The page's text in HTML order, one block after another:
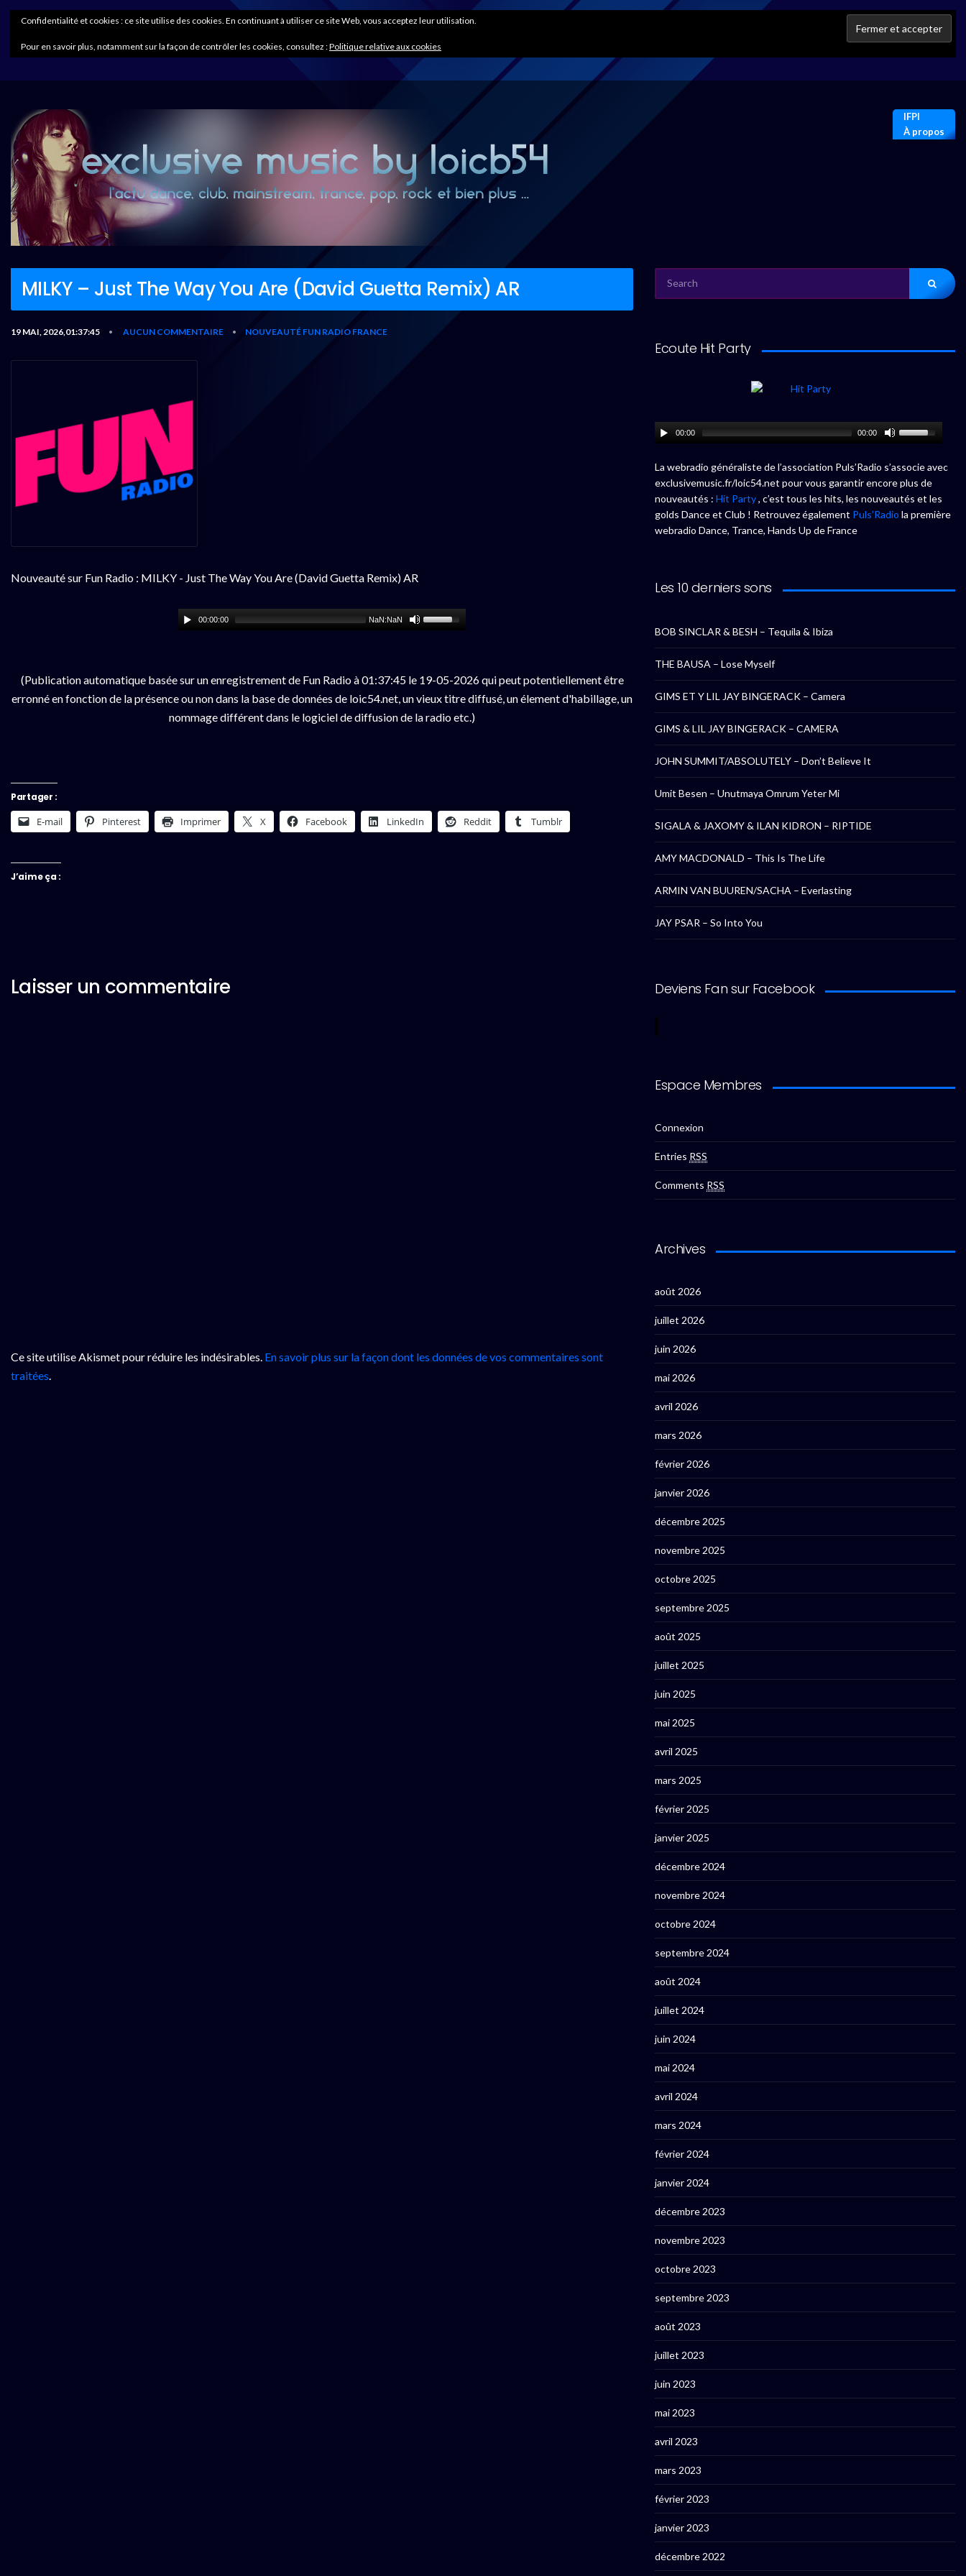
IFPI
À propos
MILKY – Just The Way You Are (David Guetta Remix) AR
19 MAI, 2026,01:37:45 • AUCUN COMMENTAIRE • NOUVEAUTÉ FUN RADIO FRANCE
Nouveauté sur Fun Radio : MILKY - Just The Way You Are (David Guetta Remix) AR
00:00:00 NaN:NaN
(Publication automatique basée sur un enregistrement de Fun Radio à 01:37:45 le 19-05-2026 qui peut potentiellement être
erronné en fonction de la présence ou non dans la base de données de loic54.net, un vieux titre diffusé, un élement d'habillage, un
nommage différent dans le logiciel de diffusion de la radio etc.)
Partager :
E-mail Pinterest Imprimer X Facebook LinkedIn Reddit Tumblr
J’aime ça :
Laisser un commentaire
Ce site utilise Akismet pour réduire les indésirables. En savoir plus sur la façon dont les données de vos commentaires sont
traitées.
FOR:
Ecoute Hit Party
00:00 00:00
La webradio généraliste de l’association Puls’Radio s’associe avec
exclusivemusic.fr/loic54.net pour vous garantir encore plus de
nouveautés : Hit Party, c’est tous les hits, les nouveautés et les
golds Dance et Club ! Retrouvez également Puls’Radio la première
webradio Dance, Trance, Hands Up de France
Les 10 derniers sons
BOB SINCLAR & BESH – Tequila & Ibiza
THE BAUSA – Lose Myself
GIMS ET Y LIL JAY BINGERACK – Camera
GIMS & LIL JAY BINGERACK – CAMERA
JOHN SUMMIT/ABSOLUTELY – Don’t Believe It
Umit Besen – Unutmaya Omrum Yeter Mi
SIGALA & JAXOMY & ILAN KIDRON – RIPTIDE
AMY MACDONALD – This Is The Life
ARMIN VAN BUUREN/SACHA – Everlasting
JAY PSAR – So Into You
Deviens Fan sur Facebook
Espace Membres
Connexion
Entries RSS
Comments RSS
Archives
août 2026
juillet 2026
juin 2026
mai 2026
avril 2026
mars 2026
février 2026
janvier 2026
décembre 2025
novembre 2025
octobre 2025
septembre 2025
août 2025
juillet 2025
juin 2025
mai 2025
avril 2025
mars 2025
février 2025
janvier 2025
décembre 2024
novembre 2024
octobre 2024
septembre 2024
août 2024
juillet 2024
juin 2024
mai 2024
avril 2024
mars 2024
février 2024
janvier 2024
décembre 2023
novembre 2023
octobre 2023
septembre 2023
août 2023
juillet 2023
juin 2023
mai 2023
avril 2023
mars 2023
février 2023
janvier 2023
décembre 2022
Confidentialité et cookies : ce site utilise des cookies. En continuant à utiliser ce site Web, vous acceptez leur utilisation.
Pour en savoir plus, notamment sur la façon de contrôler les cookies, consultez :Politique relative aux cookies